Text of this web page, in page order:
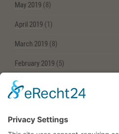
May 2019 (8)
April 2019 (1)
March 2019 (8)
February 2019 (5)
November 2018
June 2018(1)